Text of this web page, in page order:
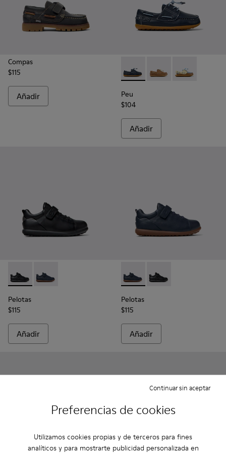
Preferencias de cookies
Utilizamos cookies propias y de terceros para fines
analíticos y para mostrarte publicidad personalizada en
Continuar sin aceptar
Compas
$115
Añadir
Peu - K800689-002 -
Peu - K800689-004
Peu -
Peu
$104
Añadir
Pelotas - K800316-003 - Zapatos negros de piel y textil para
Pelotas - K800316-004 - Zapatos azules de piel y
Pelotas
$115
Añadir
Pelotas - K800316-004 -
Pelotas - K800316-
Pelotas
$115
Añadir